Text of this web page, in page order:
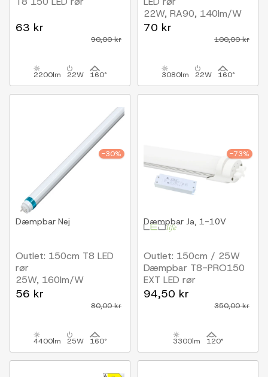
63 kr
90,00 kr
2200lm 22W 160°
22W, RA90, 140lm/W
70 kr
100,00 kr
3080lm 22W 160°
-30%
Dæmpbar Nej
Outlet: 150cm T8 LED
rør
25W, 160lm/W
56 kr
80,00 kr
4400lm 25W 160°
-73%
Dæmpbar Ja, 1-10V
Outlet: 150cm / 25W
Dæmpbar T8-PRO150
EXT LED rør
Ekstern driver, 1-10V
94,50 kr
350,00 kr
3300lm 120°